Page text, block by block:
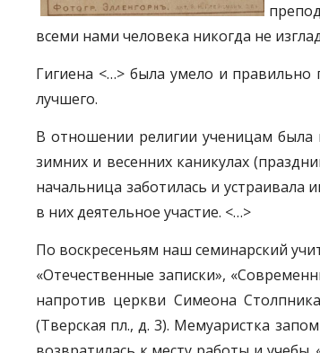
всеми нами человека никогда не
Гигиена <…> была умело и
лучшего.
В отношении религии ученицам была
зимних и весенних каникулах
начальница заботилась и
в них деятельное участие. <…>
По воскресеньям наш семинарский
«Отечественные записки»,
напротив церкви Симеона
(Тверская пл., д. 3). Мемуаристка